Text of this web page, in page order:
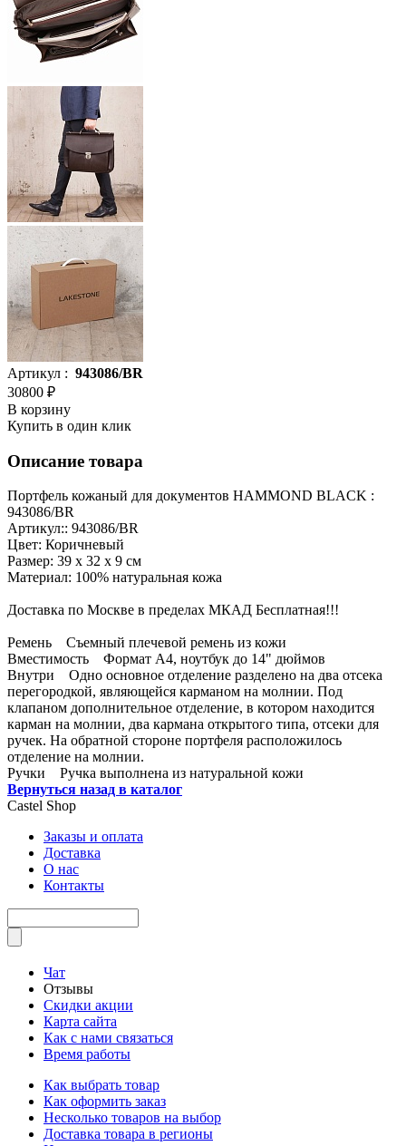
Артикул : 943086/BR
30800 ₽
В корзину
Купить в один клик
Описание товара
Портфель кожаный для документов HAMMOND BLACK :
943086/BR
Артикул:: 943086/BR
Цвет: Коричневый
Размер: 39 х 32 х 9 см
Материал: 100% натуральная кожа
Доставка по Москве в пределах МКАД Бесплатная!!!
Ремень Съемный плечевой ремень из кожи
Вместимость Формат А4, ноутбук до 14" дюймов
Внутри Одно основное отделение разделено на два отсека
перегородкой, являющейся карманом на молнии. Под
клапаном дополнительное отделение, в котором находится
карман на молнии, два кармана открытого типа, отсеки для
ручек. На обратной стороне портфеля расположилось
отделение на молнии.
Ручки Ручка выполнена из натуральной кожи
Вернуться назад в каталог
Castel Shop
Заказы и оплата
Доставка
О нас
Контакты
Чат
Отзывы
Скидки акции
Карта сайта
Как с нами связаться
Время работы
Как выбрать товар
Как оформить заказ
Несколько товаров на выбор
Доставка товара в регионы